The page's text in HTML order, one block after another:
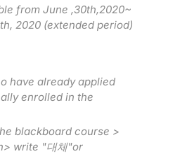
from June ,30th,2020~
2020 (extended period)
have already applied
enrolled in the
blackboard course >
write "대체"or